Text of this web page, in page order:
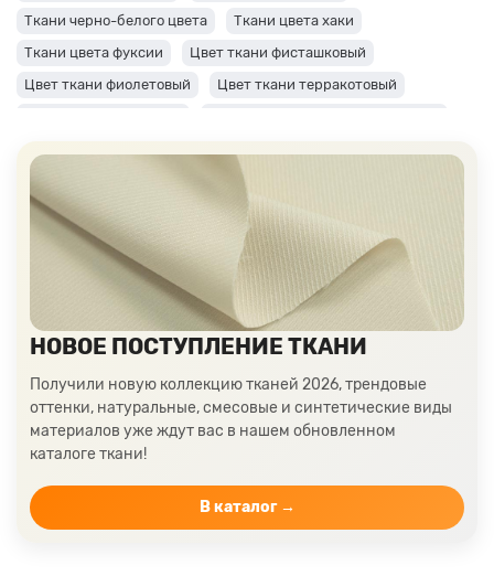
Ткани черно-белого цвета
Ткани цвета хаки
Ткани цвета фуксии
Цвет ткани фисташковый
Цвет ткани фиолетовый
Цвет ткани терракотовый
Цвет ткани салатовый
Цвет ткани розовый
Ткани цвета пудра
Ткани персикового цвета
Ткани оранжевого цвета
Ткани оливкового цвета
Цвет ткани мятный
Ткани цвета айвори, молочные оттенки
Ткани лимонного цвета
Ткани красного цвета разных оттенков
Изумрудный цвет ткани
Ткани зеленого цвета
Ткани желтого цвета
Ткани цвета индиго
Цвет ткани бежевый
НОВОЕ ПОСТУПЛЕНИЕ ТКАНИ
Получили новую коллекцию тканей 2026, трендовые
оттенки, натуральные, смесовые и синтетические виды
материалов уже ждут вас в нашем обновленном
каталоге ткани!
В каталог →